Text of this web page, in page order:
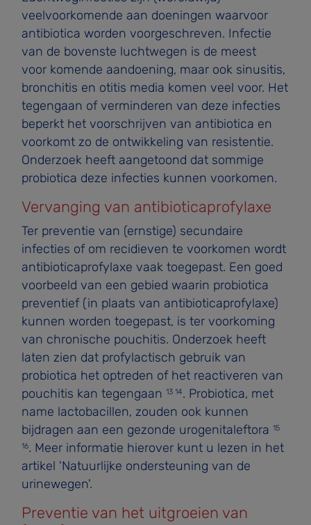
veelvoorkomende aan­ doeningen waarvoor
antibiotica worden voorgeschreven. Infectie
van de bovenste luchtwegen is de meest
voor­ komende aandoening, maar ook sinusitis,
bronchitis en otitis media komen veel voor. Het
tegengaan of verminderen van deze infecties
beperkt het voorschrijven van antibiotica en
voorkomt zo de ontwikkeling van resistentie.
Onderzoek heeft aangetoond dat sommige
probiotica deze infecties kunnen voorkomen.
Vervanging van antibioticaprofylaxe
Ter preventie van (ernstige) secundaire
infecties of om recidieven te voorkomen wordt
antibioticaprofylaxe vaak toegepast. Een goed
voorbeeld van een gebied waarin probiotica
preventief (in plaats van antibioticaprofylaxe)
kunnen worden toegepast, is ter voorkoming
van chronische pouchitis. Onderzoek heeft
laten zien dat profylactisch gebruik van
probiotica het optreden of het reactiveren van
pouchitis kan tegengaan 13 14. Probiotica, met
name lactobacillen, zouden ook kunnen
bijdragen aan een gezonde urogenitaleftora 15
16. Meer informatie hierover kunt u lezen in het
artikel 'Natuurlijke ondersteuning van de
urinewegen'.
Preventie van het uitgroeien van